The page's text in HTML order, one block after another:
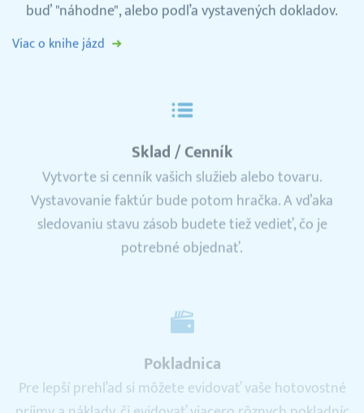
buď "náhodne", alebo podľa vystavených dokladov.
Viac o knihe jázd
Vytvorte si cenník vašich služieb alebo tovaru.
Vystavovanie faktúr bude potom hračka. A vďaka
sledovaniu stavu zásob budete tiež vedieť, čo je
potrebné objednať.
Pokladnica
Pre lepší prehľad si môžete evidovať vaše hotovostné
príjmy a náklady, či evidovať viacero rôznych pokladníc
- dokonca aj v cudzej mene.